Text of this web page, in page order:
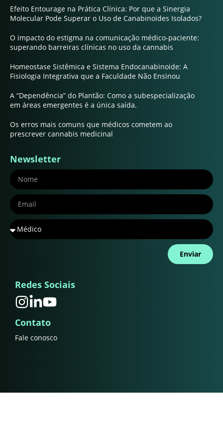
Efeito Entourage na Prática Clínica: Por que a Sinergia
Molecular Pode Superar o Uso de Canabinoides Isolados?
O impacto do estigma na comunicação médico-paciente:
superando barreiras clínicas no uso da cannabis
Homeostase Sistêmica e Sistema Endocanabinoide: A
Fisiologia Integrativa que a Faculdade Não Ensinou
A “Dependência” do Plantão: Como a subespecialização
em áreas emergentes é a única saída.
Os erros mais comuns que médicos cometem ao
prescrever cannabis medicinal
Newsletter
Enviar
Redes Sociais
Contato
Fale conosco